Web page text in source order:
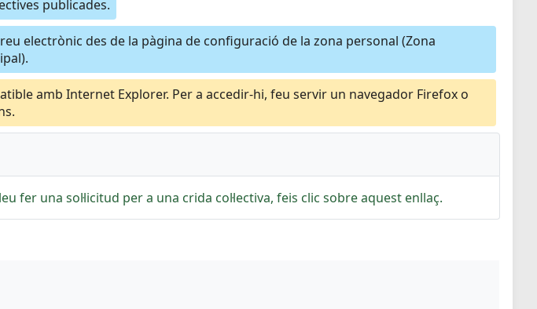
publicades.
electrònic des de la pàgina de configuració de la zona personal (Zona
amb Internet Explorer. Per a accedir-hi, feu servir un navegador Firefox o
fer una sol·licitud per a una crida col·lectiva, feis clic sobre aquest enllaç.